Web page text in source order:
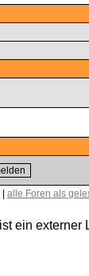
alle Foren als